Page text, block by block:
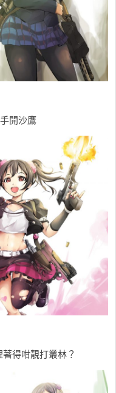
開沙鷹
得咁靚打叢林？